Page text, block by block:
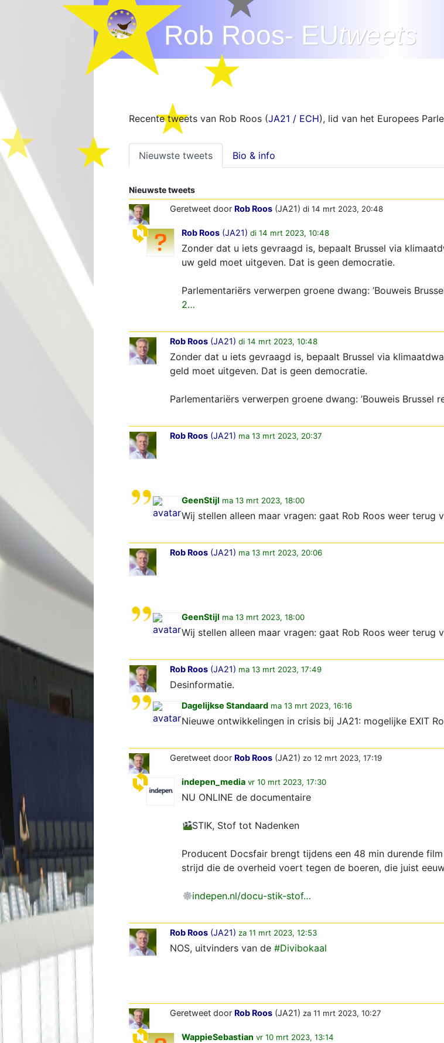
Rob Roos- EUtweets
Recente tweets van Rob Roos (JA21 / ECH), lid van het Europees
Nieuwste tweets Bio & info
Nieuwste tweets
Geretweet door Rob Roos (JA21) di 14 mrt 2023, 20:48
Rob Roos (JA21) di 14 mrt 2023, 10:48
Zonder dat u iets gevraagd is, bepaalt Brussel via
uw geld moet uitgeven. Dat is geen democratie.
Parlementariërs verwerpen groene dwang: ’Bouweis
2…­
Rob Roos (JA21) di 14 mrt 2023, 10:48
Zonder dat u iets gevraagd is, bepaalt Brussel via
geld moet uitgeven. Dat is geen democratie.
Parlementariërs verwerpen groene dwang: ’Bouweis Brussel
Rob Roos (JA21) ma 13 mrt 2023, 20:37
GeenStijl ma 13 mrt 2023, 18:00
Wij stellen alleen maar vragen: gaat Rob Roos weer terug
Rob Roos (JA21) ma 13 mrt 2023, 20:06
GeenStijl ma 13 mrt 2023, 18:00
Wij stellen alleen maar vragen: gaat Rob Roos weer terug
Rob Roos (JA21) ma 13 mrt 2023, 17:49
Desinformatie.
Dagelijkse Standaard ma 13 mrt 2023, 16:16
Nieuwe ontwikkelingen in crisis bij JA21: mogelijke EXIT
Geretweet door Rob Roos (JA21) zo 12 mrt 2023, 17:19
indepen_media vr 10 mrt 2023, 17:30
NU ONLINE de documentaire
STIK, Stof tot Nadenken
Producent Docsfair brengt tijdens een 48 min durende
strijd die de overheid voert tegen de boeren, die juist
indepen.nl/docu-stik-stof…
Rob Roos (JA21) za 11 mrt 2023, 12:53
NOS, uitvinders van de #Divibokaal
Geretweet door Rob Roos (JA21) za 11 mrt 2023, 10:27
WappieSebastian vr 10 mrt 2023, 13:14